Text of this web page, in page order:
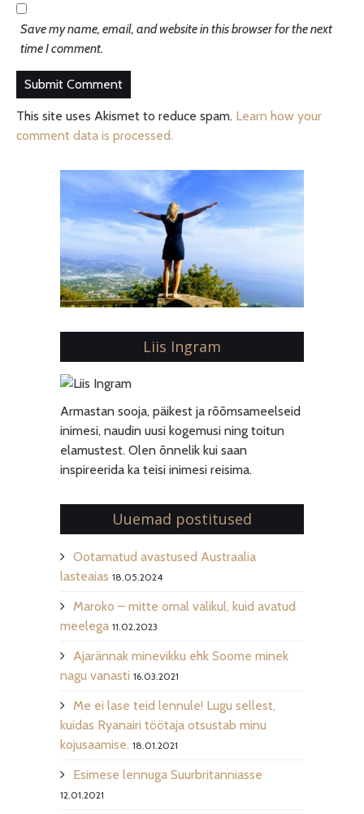
Save my name, email, and website in this browser for the next
time I comment.
This site uses Akismet to reduce spam. Learn how your
comment data is processed.
Liis Ingram
Armastan sooja, päikest ja rõõmsameelseid
inimesi, naudin uusi kogemusi ning toitun
elamustest. Olen õnnelik kui saan
inspireerida ka teisi inimesi reisima.
Uuemad postitused
Ootamatud avastused Austraalia
lasteaias 18.05.2024
Maroko – mitte omal valikul, kuid avatud
meelega 11.02.2023
Ajarännak minevikku ehk Soome minek
nagu vanasti 16.03.2021
Me ei lase teid lennule! Lugu sellest,
kuidas Ryanairi töötaja otsustab minu
kojusaamise. 18.01.2021
Esimese lennuga Suurbritanniasse
12.01.2021